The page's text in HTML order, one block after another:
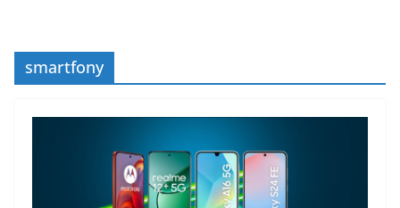
smartfony